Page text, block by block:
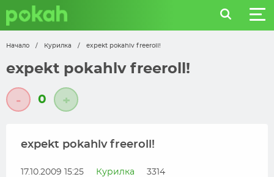
Начало / Курилка / expekt pokahlv freeroll!
expekt pokahlv freeroll!
- 0 +
expekt pokahlv freeroll!
17.10.2009 15:25 Курилка 3314